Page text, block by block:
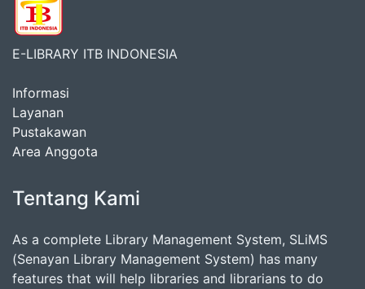
E-LIBRARY ITB INDONESIA
Informasi
Layanan
Pustakawan
Area Anggota
Tentang Kami
As a complete Library Management System, SLiMS
(Senayan Library Management System) has many
features that will help libraries and librarians to do